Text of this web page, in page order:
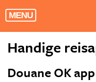
MENU
Handige
Douane OK app